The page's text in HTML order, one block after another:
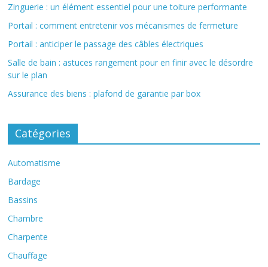
Zinguerie : un élément essentiel pour une toiture performante
Portail : comment entretenir vos mécanismes de fermeture
Portail : anticiper le passage des câbles électriques
Salle de bain : astuces rangement pour en finir avec le désordre
sur le plan
Assurance des biens : plafond de garantie par box
Catégories
Automatisme
Bardage
Bassins
Chambre
Charpente
Chauffage